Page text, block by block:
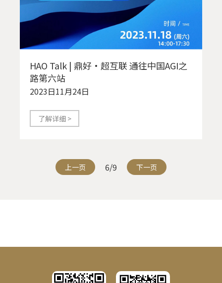
HAO Talk | 鼎好·超互联 通往中国AGI之
路第六站
2023日11月24日
了解详细 >
上一页 6/9 下一页